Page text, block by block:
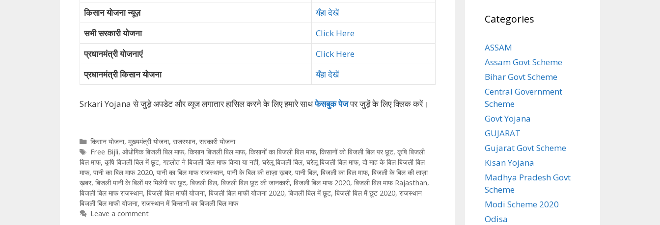
किसान योजना न्यूज़
यँहा देखें
सभी सरकारी योजना
Click Here
प्रधानमंत्री योजनाएं
Click Here
प्रधानमंत्री किसान योजना
यँहा देखें
Srkari Yojana से जुड़े अपडेट और व्‍यूज लगातार हासिल करने के लिए हमारे साथफेसबुक पेजपर जुड़ें के ल‍िए क्‍ल‍िक करें।
Categories
किसान योजना, मुख्‍यमंत्री योजना, राजस्थान, सरकारी योजना
Tags
Free Bijli, ओधोगिक बिजली बिल माफ, किसान बिजली बिल माफ, किसानों का बिजली बिल माफ, किसानों को बिजली बिल पर छूट, कृषि बिजली
बिल माफ, कृषि बिजली बिल में छूट, गहलोत ने बिजली बिल माफ किया या नही, घरेलू बिजली बिल, घरेलू बिजली बिल माफ, दो माह के बिल बिजली बिल
माफ, पानी का बिल माफ 2020, पानी का बिल माफ राजस्थान, पानी के बिल की ताज़ा ख़बर, पानी बिल, बिजली का बिल माफ, बिजली के बिल की ताज़ा
ख़बर, बिजली पानी के बिलों पर मिलेगी पर छूट, बिजली बिल, बिजली बिल छूट की जानकारी, बिजली बिल माफ 2020, बिजली बिल माफ Rajasthan,
बिजली बिल माफ राजस्थान, बिजली बिल माफी योजना, बिजली बिल माफी योजना 2020, बिजली बिल में छूट, बिजली बिल में छूट 2020, राजस्थान
बिजली बिल माफी योजना, राजस्थान में किसानों का बिजली बिल माफ
Leave a comment
Categories
ASSAM
Assam Govt Scheme
Bihar Govt Scheme
Central Government
Scheme
Govt Yojana
GUJARAT
Gujarat Govt Scheme
Kisan Yojana
Madhya Pradesh Govt
Scheme
Modi Scheme 2020
Odisa